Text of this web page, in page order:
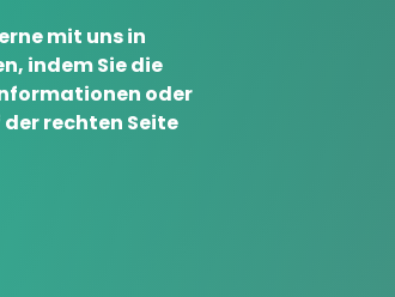
mit uns in
indem Sie die
oder
rechten Seite